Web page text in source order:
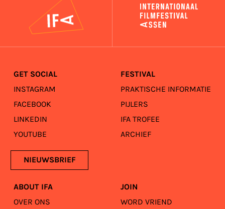
GET SOCIAL
INSTAGRAM
FACEBOOK
LINKEDIN
YOUTUBE
NIEUWSBRIEF
FESTIVAL
PRAKTISCHE INFORMATIE
PIJLERS
IFA TROFEE
ARCHIEF
ABOUT IFA
OVER ONS
JOIN
WORD VRIEND